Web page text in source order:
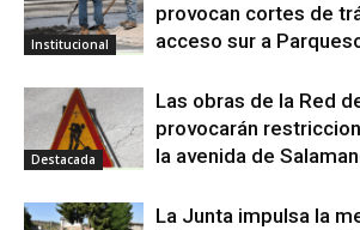
Institucional
provocan cortes de
acceso sur a
Destacada
Las obras de la Red
provocarán
la avenida de
La Junta impulsa la